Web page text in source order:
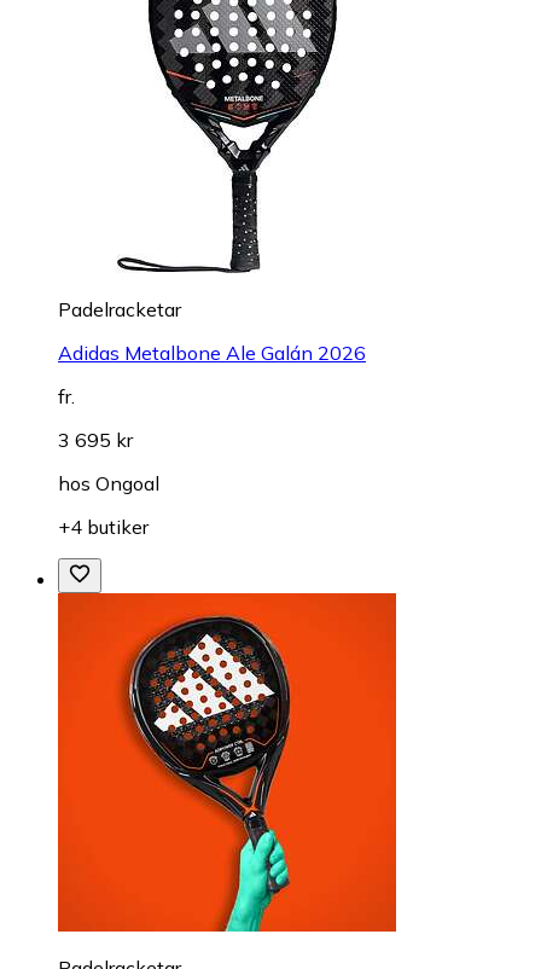
Padelracketar
Adidas Metalbone Ale Galán 2026
fr.
3 695 kr
hos Ongoal
+4 butiker